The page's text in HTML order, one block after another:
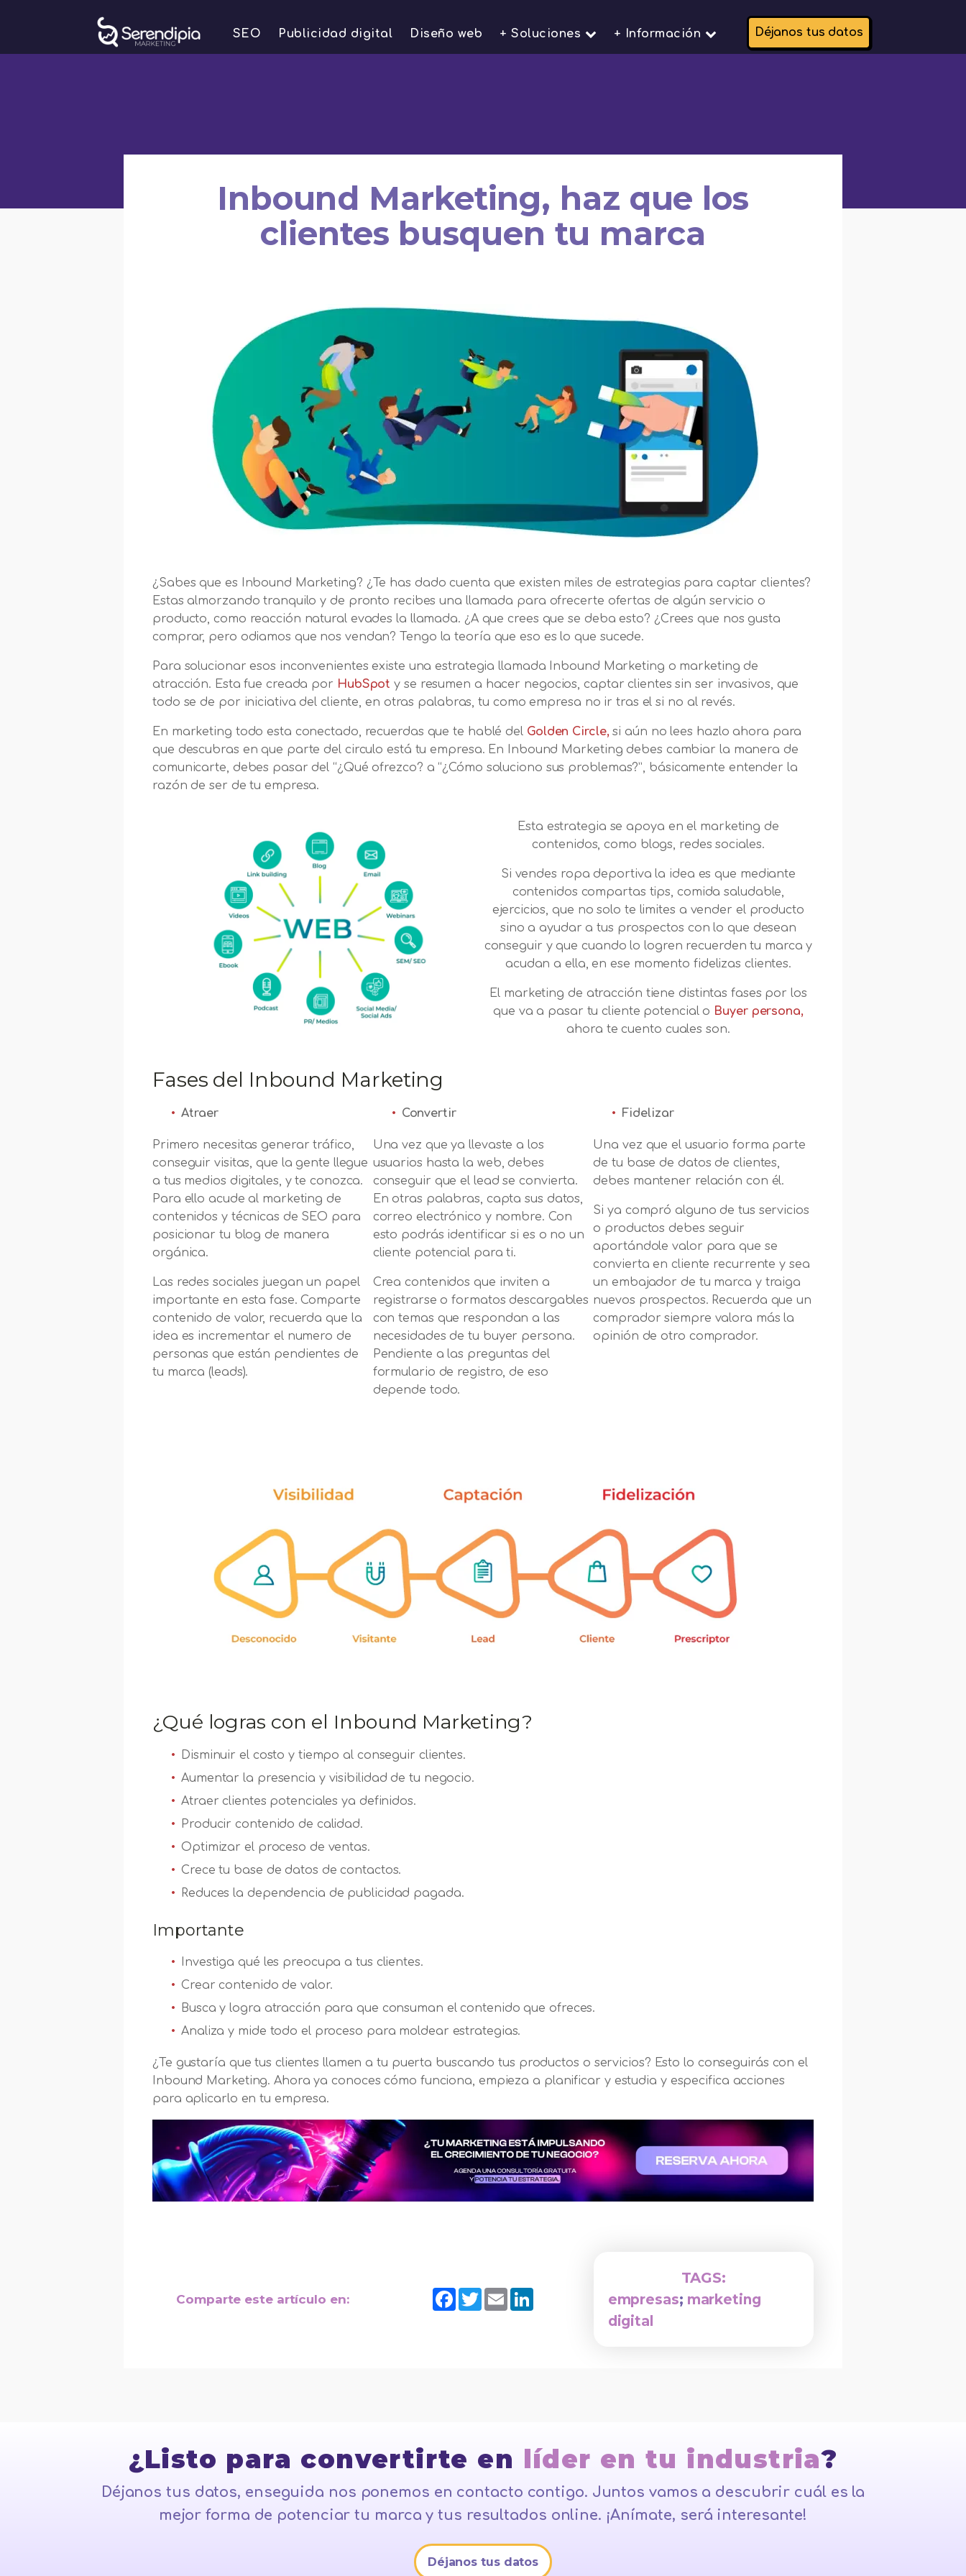
SEO Publicidad digital Diseño web + Soluciones + Información Déjanos tus datos
Inbound Marketing, haz que los
clientes busquen tu marca
¿Sabes que es Inbound Marketing? ¿Te has dado cuenta que existen miles de estrategias para captar clientes?
Estas almorzando tranquilo y de pronto recibes una llamada para ofrecerte ofertas de algún servicio o
producto, como reacción natural evades la llamada. ¿A que crees que se deba esto? ¿Crees que nos gusta
comprar, pero odiamos que nos vendan? Tengo la teoría que eso es lo que sucede.
Para solucionar esos inconvenientes existe una estrategia llamada Inbound Marketing o marketing de
atracción. Esta fue creada por HubSpot y se resumen a hacer negocios, captar clientes sin ser invasivos, que
todo se de por iniciativa del cliente, en otras palabras, tu como empresa no ir tras el si no al revés.
En marketing todo esta conectado, recuerdas que te hablé del Golden Circle,si aún no lees hazlo ahora para
que descubras en que parte del circulo está tu empresa. En Inbound Marketing debes cambiar la manera de
comunicarte, debes pasar del “¿Qué ofrezco? a “¿Cómo soluciono sus problemas?”, básicamente entender la
razón de ser de tu empresa.
Esta estrategia se apoya en el marketing de
contenidos, como blogs, redes sociales.
Si vendes ropa deportiva la idea es que mediante
contenidos compartas tips, comida saludable,
ejercicios, que no solo te limites a vender el producto
sino a ayudar a tus prospectos con lo que desean
conseguir y que cuando lo logren recuerden tu marca y
acudan a ella, en ese momento fidelizas clientes.
El marketing de atracción tiene distintas fases por los
que va a pasar tu cliente potencial o Buyer persona,
ahora te cuento cuales son.
Fases del Inbound Marketing
Atraer
Primero necesitas generar tráfico,
conseguir visitas, que la gente llegue
a tus medios digitales, y te conozca.
Para ello acude al marketing de
contenidos y técnicas de SEO para
posicionar tu blog de manera
orgánica.
Las redes sociales juegan un papel
importante en esta fase. Comparte
contenido de valor, recuerda que la
idea es incrementar el numero de
personas que están pendientes de
tu marca (leads).
Convertir
Una vez que ya llevaste a los
usuarios hasta la web, debes
conseguir que el lead se convierta.
En otras palabras, capta sus datos,
correo electrónico y nombre. Con
esto podrás identificar si es o no un
cliente potencial para ti.
Crea contenidos que inviten a
registrarse o formatos descargables
con temas que respondan a las
necesidades de tu buyer persona.
Pendiente a las preguntas del
formulario de registro, de eso
depende todo.
Fidelizar
Una vez que el usuario forma parte
de tu base de datos de clientes,
debes mantener relación con él.
Si ya compró alguno de tus servicios
o productos debes seguir
aportándole valor para que se
convierta en cliente recurrente y sea
un embajador de tu marca y traiga
nuevos prospectos. Recuerda que un
comprador siempre valora más la
opinión de otro comprador.
¿Qué logras con el Inbound Marketing?
Disminuir el costo y tiempo al conseguir clientes.
Aumentar la presencia y visibilidad de tu negocio.
Atraer clientes potenciales ya definidos.
Producir contenido de calidad.
Optimizar el proceso de ventas.
Crece tu base de datos de contactos.
Reduces la dependencia de publicidad pagada.
Importante
Investiga qué les preocupa a tus clientes.
Crear contenido de valor.
Busca y logra atracción para que consuman el contenido que ofreces.
Analiza y mide todo el proceso para moldear estrategias.
¿Te gustaría que tus clientes llamen a tu puerta buscando tus productos o servicios? Esto lo conseguirás con el
Inbound Marketing. Ahora ya conoces cómo funciona, empieza a planificar y estudia y especifica acciones
para aplicarlo en tu empresa.
Comparte este artículo en: Facebook
TwitterEmail
TAGS:
empresas; marketing
digital
¿Listo para convertirte en líder en tu industria?
Déjanos tus datos, enseguida nos ponemos en contacto contigo. Juntos vamos a descubrir cuál es la
mejor forma de potenciar tu marca y tus resultados online. ¡Anímate, será interesante!
Déjanos tus datos